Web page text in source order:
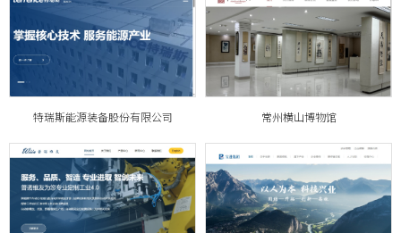
特瑞斯能源装备股份有限公司 常州横山博物馆